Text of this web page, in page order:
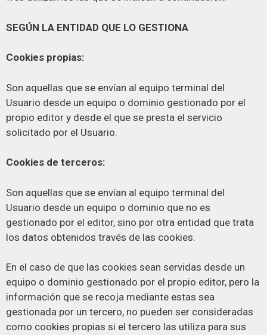
SEGÚN LA ENTIDAD QUE LO GESTIONA
Cookies propias:
Son aquellas que se envían al equipo terminal del
Usuario desde un equipo o dominio gestionado por el
propio editor y desde el que se presta el servicio
solicitado por el Usuario.
Cookies de terceros:
Son aquellas que se envían al equipo terminal del
Usuario desde un equipo o dominio que no es
gestionado por el editor, sino por otra entidad que trata
los datos obtenidos través de las cookies.
En el caso de que las cookies sean servidas desde un
equipo o dominio gestionado por el propio editor, pero la
información que se recoja mediante estas sea
gestionada por un tercero, no pueden ser consideradas
como cookies propias si el tercero las utiliza para sus